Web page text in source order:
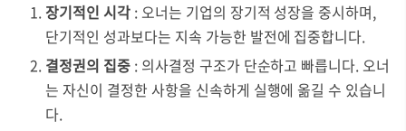
장기적인 시각 : 오너는 기업의 장기적 성장을 중시하며,
단기적인 성과보다는 지속 가능한 발전에 집중합니다.
결정권의 집중 : 의사결정 구조가 단순하고 빠릅니다. 오너
는 자신이 결정한 사항을 신속하게 실행에 옮길 수 있습니
다.